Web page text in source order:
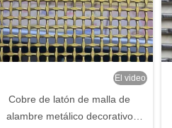
El video
Cobre de latón de malla de
alambre metálico decorativo